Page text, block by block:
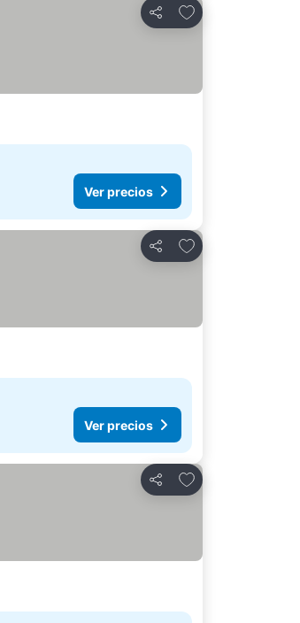
Compartir
Agregar a favoritos
Ver precios
Compartir
Agregar a favoritos
Ver precios
Compartir
Agregar a favoritos